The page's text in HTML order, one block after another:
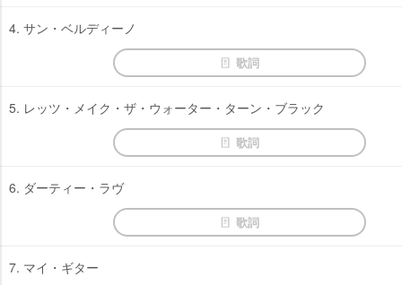
4. サン・ベルディーノ
歌詞
5. レッツ・メイク・ザ・ウォーター・ターン・ブラック
歌詞
6. ダーティー・ラヴ
歌詞
7. マイ・ギター